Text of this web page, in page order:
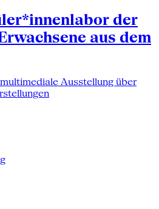
der
aus dem
Ausstellung über